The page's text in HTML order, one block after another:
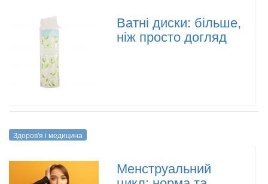
Ватні диски: більше,
ніж просто догляд
Здоров'я і медицина
Менструальний